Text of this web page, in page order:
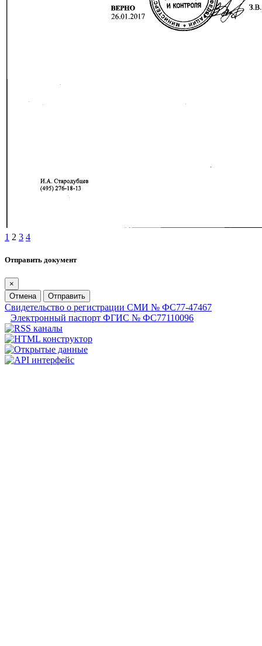
1 2 3 4
Отправить документ
×
Отмена
Отправить
Свидетельство о регистрации СМИ № ФС77-47467
Электронный паспорт ФГИС № ФС77110096